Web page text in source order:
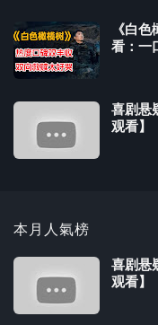
《白
看：一
喜剧悬
观看】
本月人氣榜
喜剧悬
观看】